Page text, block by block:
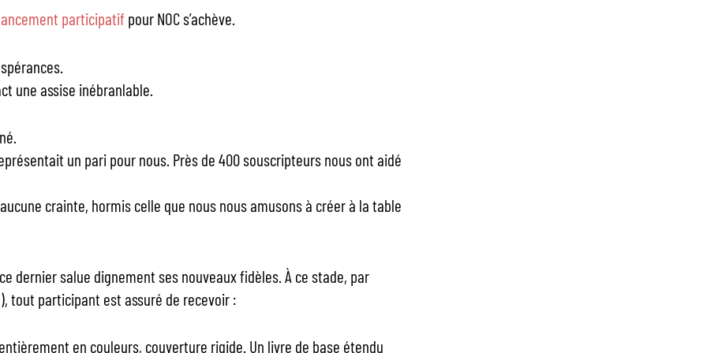
participatif pour NOC s’achève.
une assise inébranlable.
un pari pour nous. Près de 400 souscripteurs nous ont aidé
crainte, hormis celle que nous nous amusons à créer à la table
dernier salue dignement ses nouveaux fidèles. À ce stade, par
tout participant est assuré de recevoir :
en couleurs, couverture rigide. Un livre de base étendu